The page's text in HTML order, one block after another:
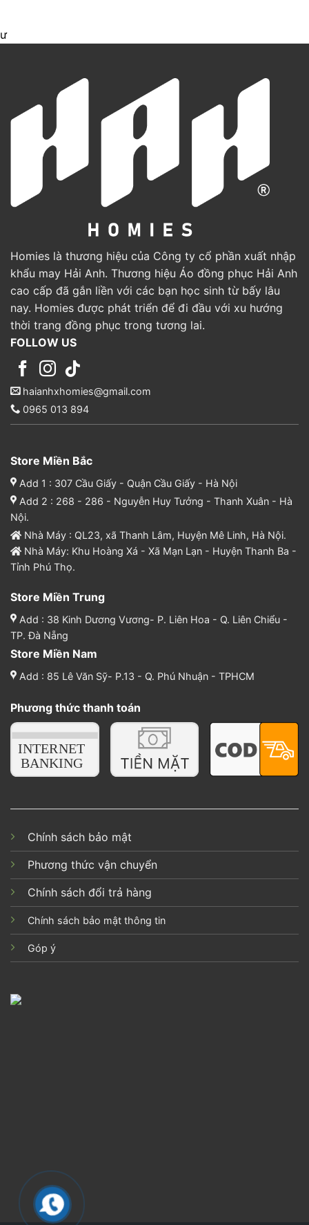
ư
Homies là thương hiệu của Công ty cổ phần xuất nhập
khẩu may Hải Anh. Thương hiệu Áo đồng phục Hải Anh
cao cấp đã gắn liền với các bạn học sinh từ bấy lâu
nay. Homies được phát triển để đi đầu với xu hướng
thời trang đồng phục trong tương lai.
FOLLOW US
haianhxhomies@gmail.com
0965 013 894
Store Miền Bắc
Add 1 : 307 Cầu Giấy - Quận Cầu Giấy - Hà Nội
Add 2 : 268 - 286 - Nguyễn Huy Tưởng - Thanh Xuân - Hà
Nội.
Nhà Máy : QL23, xã Thanh Lâm, Huyện Mê Linh, Hà Nội.
Nhà Máy: Khu Hoàng Xá - Xã Mạn Lạn - Huyện Thanh Ba -
Tỉnh Phú Thọ.
Store Miền Trung
Add : 38 Kinh Dương Vương- P. Liên Hoa - Q. Liên Chiểu -
TP. Đà Nẵng
Store Miền Nam
Add : 85 Lê Văn Sỹ- P.13 - Q. Phú Nhuận - TPHCM
Phương thức thanh toán
Chính sách bảo mật
Phương thức vận chuyển
Chính sách đổi trả hàng
Chính sách bảo mật thông tin
Góp ý